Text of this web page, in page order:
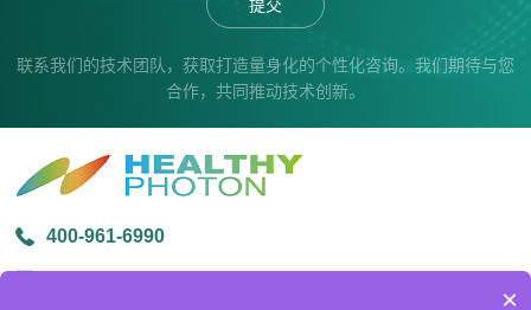
提交
联系我们的技术团队，获取打造量身化的个性化咨询。我们期待与您
合作，共同推动技术创新。
400-961-6990
×